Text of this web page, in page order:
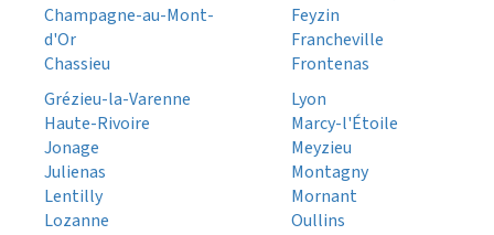
Champagne-au-Mont-
d'Or
Chassieu
Feyzin
Francheville
Frontenas
Grézieu-la-Varenne
Haute-Rivoire
Jonage
Julienas
Lentilly
Lozanne
Lyon
Marcy-l'Étoile
Meyzieu
Montagny
Mornant
Oullins